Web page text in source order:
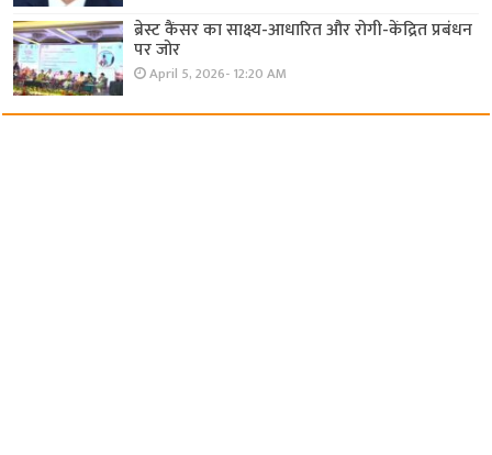
ब्रेस्ट कैंसर का साक्ष्य-आधारित और रोगी-केंद्रित प्रबंधन
पर जोर
April 5, 2026- 12:20 AM